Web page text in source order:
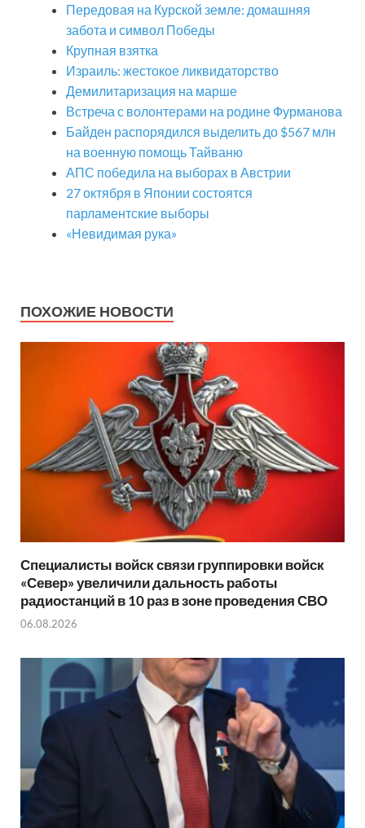
Передовая на Курской земле: домашняя
забота и символ Победы
Крупная взятка
Израиль: жестокое ликвидаторство
Демилитаризация на марше
Встреча с волонтерами на родине Фурманова
Байден распорядился выделить до $567 млн
на военную помощь Тайваню
АПС победила на выборах в Австрии
27 октября в Японии состоятся
парламентские выборы
«Невидимая рука»
ПОХОЖИЕ НОВОСТИ
Специалисты войск связи группировки войск
«Север» увеличили дальность работы
радиостанций в 10 раз в зоне проведения СВО
06.08.2026